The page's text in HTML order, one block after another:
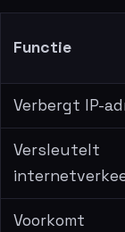
Functie
Verbergt IP-
Versleutelt
Voorkomt